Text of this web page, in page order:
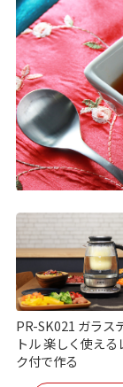
PR-SK021 ガラス
トル 楽しく使える
ク付で作る